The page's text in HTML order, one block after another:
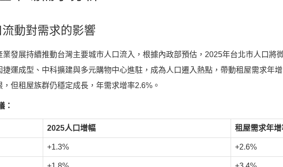
動對需求的影響
業發展持續推動台灣主要城市人口流入，根據內政部預估，2025年台北市人口將
捷運成型、中科擴建與多元購物中心進駐，成為人口遷入熱點，帶動租屋需求年
，但租屋族群仍穩定成長，年需求增率2.6%。
：
2025人口增幅 租屋需求年增
+1.3% +2.6%